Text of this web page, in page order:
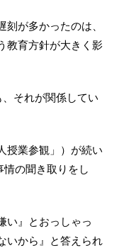
刻が多かったのは、
教育方針が大きく影
、それが関係してい
授業参観」）が続い
の聞き取りをし
い』とおっしゃっ
いから』と答えられ